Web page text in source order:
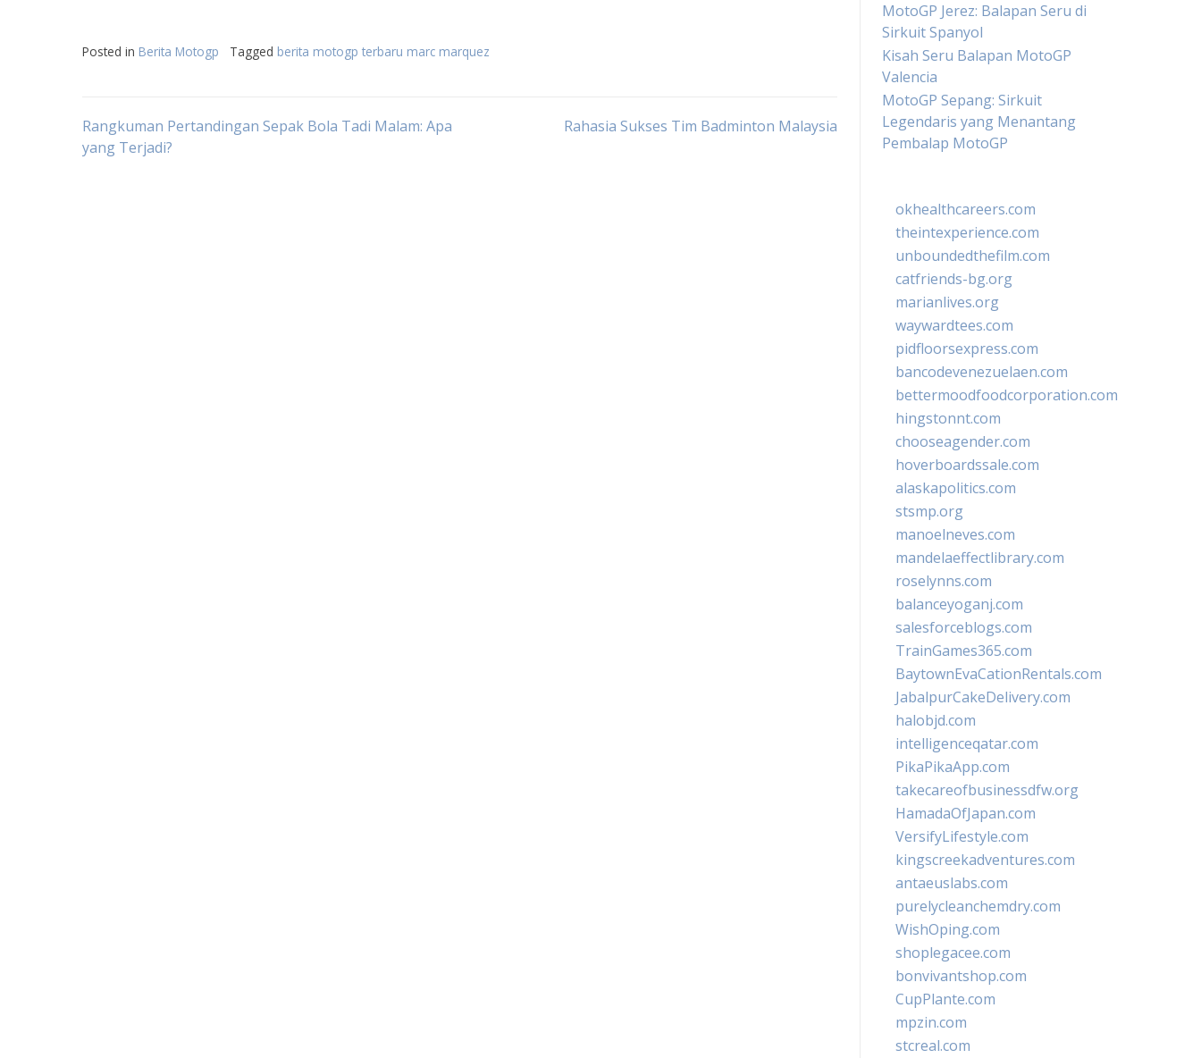
Posted in Berita Motogp Tagged berita motogp terbaru marc marquez
Post
Rangkuman Pertandingan Sepak Bola Tadi Malam: Apa
yang Terjadi?
Rahasia Sukses Tim Badminton Malaysia
MotoGP Jerez: Balapan Seru di
Sirkuit Spanyol
Kisah Seru Balapan MotoGP
Valencia
MotoGP Sepang: Sirkuit
Legendaris yang Menantang
Pembalap MotoGP
okhealthcareers.com
theintexperience.com
unboundedthefilm.com
catfriends-bg.org
marianlives.org
waywardtees.com
pidfloorsexpress.com
bancodevenezuelaen.com
bettermoodfoodcorporation.com
hingstonnt.com
chooseagender.com
hoverboardssale.com
alaskapolitics.com
stsmp.org
manoelneves.com
mandelaeffectlibrary.com
roselynns.com
balanceyoganj.com
salesforceblogs.com
TrainGames365.com
BaytownEvaCationRentals.com
JabalpurCakeDelivery.com
halobjd.com
intelligenceqatar.com
PikaPikaApp.com
takecareofbusinessdfw.org
HamadaOfJapan.com
VersifyLifestyle.com
kingscreekadventures.com
antaeuslabs.com
purelycleanchemdry.com
WishOping.com
shoplegacee.com
bonvivantshop.com
CupPlante.com
mpzin.com
stcreal.com